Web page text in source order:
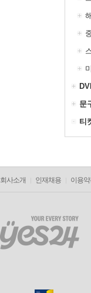
문
티
회사소개 인재채용 이용